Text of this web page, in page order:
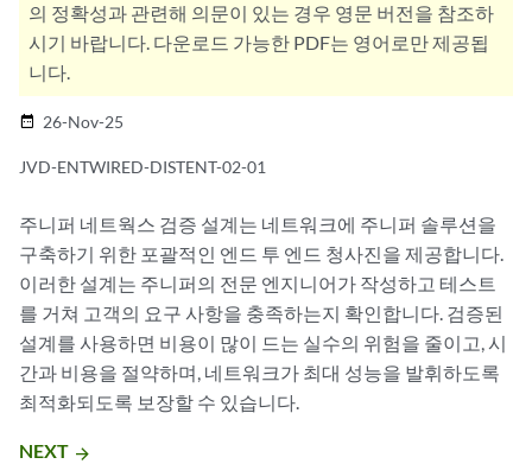
의 정확성과 관련해 의문이 있는 경우 영문 버전을 참조하
시기 바랍니다. 다운로드 가능한 PDF는 영어로만 제공됩
니다.
date_range 26-Nov-25
JVD-ENTWIRED-DISTENT-02-01
주니퍼 네트웍스 검증 설계는 네트워크에 주니퍼 솔루션을
구축하기 위한 포괄적인 엔드 투 엔드 청사진을 제공합니다.
이러한 설계는 주니퍼의 전문 엔지니어가 작성하고 테스트
를 거쳐 고객의 요구 사항을 충족하는지 확인합니다. 검증된
설계를 사용하면 비용이 많이 드는 실수의 위험을 줄이고, 시
간과 비용을 절약하며, 네트워크가 최대 성능을 발휘하도록
최적화되도록 보장할 수 있습니다.
NEXT arrow_forward